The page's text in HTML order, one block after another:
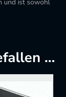
und ist sowohl
…